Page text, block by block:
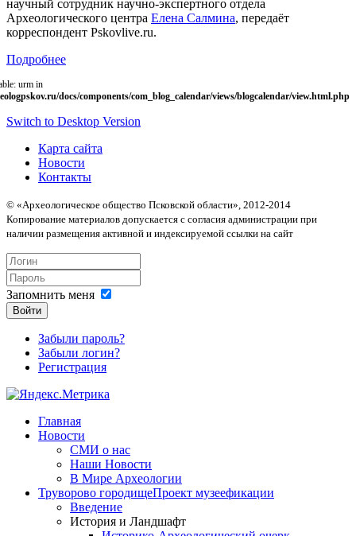
научный сотрудник научно-экспертного отдела
Археологического центра Елена Салмина, передаёт
корреспондент Pskovlive.ru.
Подробнее
urm in
docs/components/com_blog_calendar/views/blogcalendar/view.html.php
Switch to Desktop Version
Карта сайта
Новости
Контакты
© «Археологическое общество Псковской области», 2012-2014
Копирование материалов допускается с согласия администрации при
наличии размещения активной и индексируемой ссылки на сайт
Запомнить меня
Войти
Забыли пароль?
Забыли логин?
Регистрация
Главная
Новости
СМИ о нас
Наши Новости
В Мире Археологии
Труворово городищеПроект музеефикации
Введение
История и Ландшафт